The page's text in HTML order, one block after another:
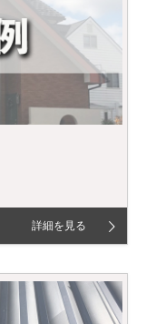
詳細を見る